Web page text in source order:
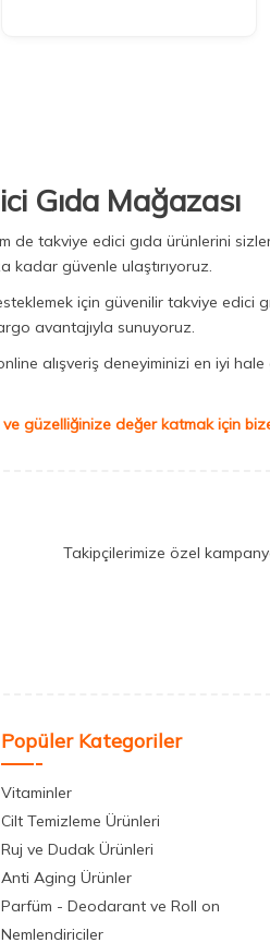
Gıda Mağazası
de takviye edici gıda ürünlerini
kadar güvenle ulaştırıyoruz.
için güvenilir takviye edici
avantajıyla sunuyoruz.
alışveriş deneyiminizi en iyi
güzelliğinize değer katmak için
Takipçilerimize özel
Popüler Kategoriler
Vitaminler
Cilt Temizleme Ürünleri
Ruj ve Dudak Ürünleri
Anti Aging Ürünler
Parfüm - Deodarant ve Roll on
Nemlendiriciler